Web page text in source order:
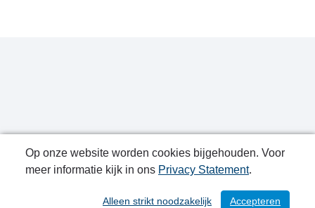
/ 116
Publicatiedatum: 21-08-2024
Op onze website worden cookies bijgehouden. Voor
meer informatie kijk in ons Privacy Statement.
Accepteren
Alleen strikt noodzakelijk